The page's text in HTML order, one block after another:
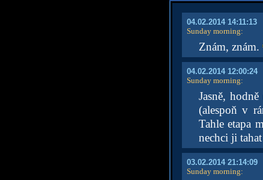
04.02.2014 14:11:13
Sunday morning:
Znám, znám.
04.02.2014 12:00:24
Sunday morning:
Jasně,
(alespoň v
Tahle etapa
nechci ji
03.02.2014 21:14:09
Sunday morning: